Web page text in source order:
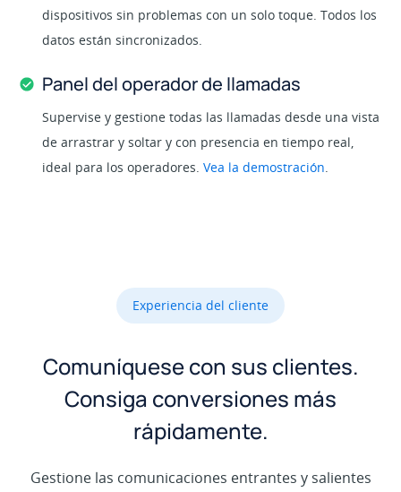
dispositivos sin problemas con un solo toque. Todos los
datos están sincronizados.
Panel del operador de llamadas
Supervise y gestione todas las llamadas desde una vista
de arrastrar y soltar y con presencia en tiempo real,
ideal para los operadores.Vea la demostración.
Experiencia del cliente
Comuníquese con sus clientes.
Consiga conversiones más
rápidamente.
Gestione las comunicaciones entrantes y salientes